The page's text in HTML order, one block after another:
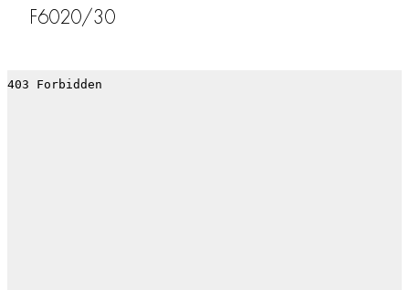
F6020/30